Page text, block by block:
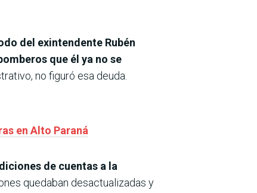
del exintendente Rubén
que él ya no se
no figuró esa deuda.
en Alto Paraná
de cuentas a la
quedaban desactualizadas y